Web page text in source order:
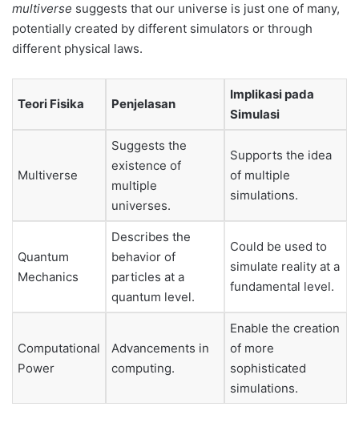
multiverse suggests that our universe is just one of many,
potentially created by different simulators or through
different physical laws.
Teori Fisika Penjelasan
Implikasi pada
Simulasi
Multiverse
Suggests the
existence of
multiple
universes.
Supports the idea
of multiple
simulations.
Quantum
Mechanics
Describes the
behavior of
particles at a
quantum level.
Could be used to
simulate reality at a
fundamental level.
Computational
Power
Advancements in
computing.
Enable the creation
of more
sophisticated
simulations.